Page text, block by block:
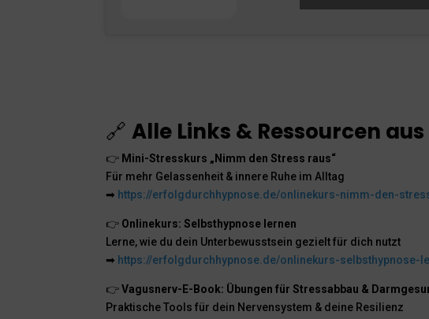
🔗Alle Links & Ressourcen
👉 Mini-Stresskurs „Nimm den Stress raus“
Für mehr Gelassenheit & innere Ruhe im Alltag
➡ https://erfolgdurchhypnose.de/onlinekurs-nimm-den-
👉 Onlinekurs: Selbsthypnose lernen
Lerne, wie du dein Unterbewusstsein gezielt für dich nutzt
➡ https://erfolgdurchhypnose.de/onlinekurs-selbsthypnose-
👉Vagusnerv-E-Book: Übungen für Stressabbau &
Praktische Tools für dein Nervensystem & deine Resilienz